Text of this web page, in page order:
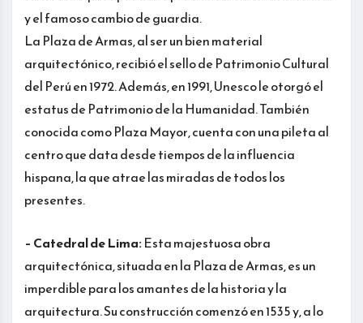
y el famoso cambio de guardia.
La Plaza de Armas, al ser un bien material
arquitectónico, recibió el sello de Patrimonio Cultural
del Perú en 1972. Además, en 1991, Unesco le otorgó el
estatus de Patrimonio de la Humanidad. También
conocida como Plaza Mayor, cuenta con una pileta al
centro que data desde tiempos de la influencia
hispana, la que atrae las miradas de todos los
presentes.
– Catedral de Lima:Esta majestuosa obra
arquitectónica, situada en la Plaza de Armas, es un
imperdible para los amantes de la historia y la
arquitectura. Su construcción comenzó en 1535 y, a lo